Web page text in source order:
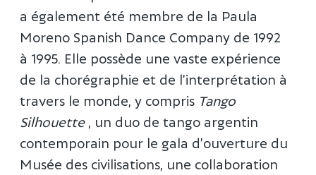
a également été membre de la Paula
Moreno Spanish Dance Company de 1992
à 1995. Elle possède une vaste expérience
de la chorégraphie et de l’interprétation à
travers le monde, y compris Tango
Silhouette, un duo de tango argentin
contemporain pour le gala d’ouverture du
Musée des civilisations, une collaboration